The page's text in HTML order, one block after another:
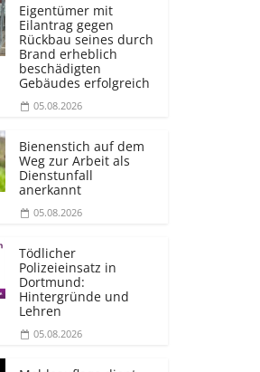
Eigentümer mit
Eilantrag gegen
Rückbau seines durch
Brand erheblich
beschädigten
Gebäudes erfolgreich
05.08.2026
Bienenstich auf dem
Weg zur Arbeit als
Dienstunfall
anerkannt
05.08.2026
Tödlicher
Polizeieinsatz in
Dortmund:
Hintergründe und
Lehren
05.08.2026